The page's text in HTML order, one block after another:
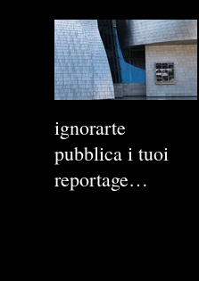
ignorarte
pubblica i tuoi
reportage